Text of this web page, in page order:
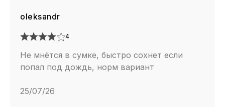
oleksandr
4
Не мнётся в сумке, быстро сохнет если
попал под дождь, норм вариант
25/07/26